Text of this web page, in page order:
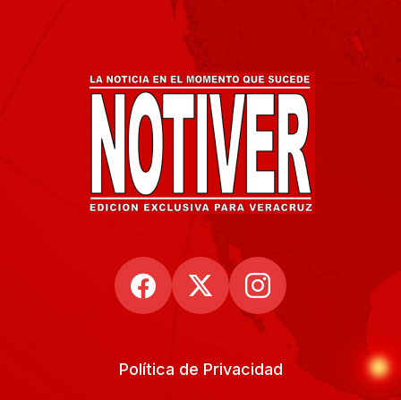
Política de Privacidad